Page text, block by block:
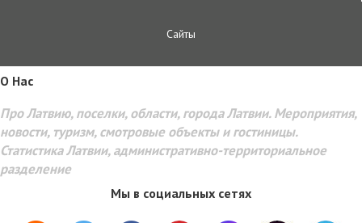
Сайты
O Hac
Про Латвию, поселки, области, города Латвии. Мероприятия,
новости, туризм, смотровые объекты и гостиницы.
Статистика Латвии, административно-территориальное
разделение
Мы в социальных сетях